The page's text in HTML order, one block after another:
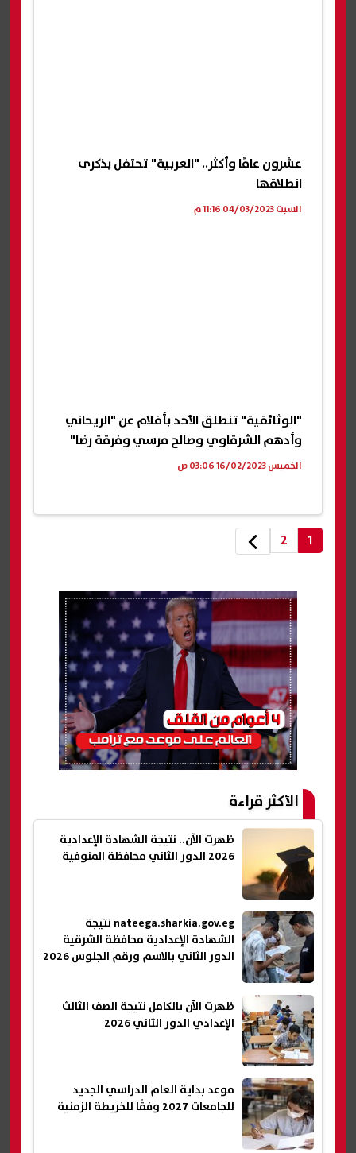
عشرون عامًا وأكثر.. "العربية" تحتفل بذكرى
انطلاقها
السبت 04/03/2023 11:16 م
"الوثائقية" تنطلق الأحد بأفلام عن "الريحاني
وأدهم الشرقاوي وصالح مرسي وفرقة رضا"
الخميس 16/02/2023 03:06 ص
1
2
الأكثر قراءة
ظهرت الآن.. نتيجة الشهادة الإعدادية
2026 الدور الثاني محافظة المنوفية
nateega.sharkia.gov.eg نتيجة
الشهادة الإعدادية محافظة الشرقية
الدور الثاني بالاسم ورقم الجلوس 2026
ظهرت الآن بالكامل نتيجة الصف الثالث
الإعدادي الدور الثاني 2026
موعد بداية العام الدراسي الجديد
للجامعات 2027 وفقًا للخريطة الزمنية